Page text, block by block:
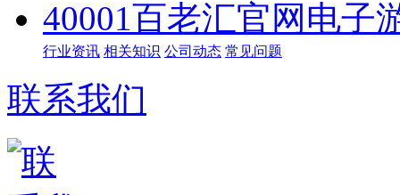
40001百老汇官网电子
行业资讯 相关知识 公司动态 常见问题
联系我们